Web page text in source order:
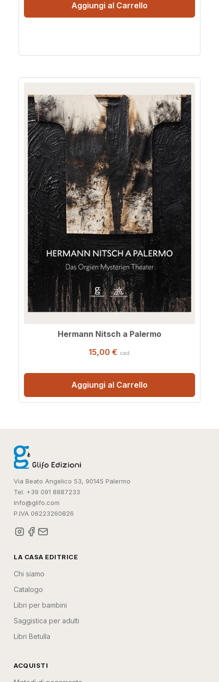
Aggiungi al Carrello
15,00 € cad.
Hermann Nitsch a Palermo
Aggiungi al Carrello
Via Beato Angelico 53, 90145 Palermo
Tel. +39 091 8887233
info@glifo.com
P.IVA 06223260826
LA CASA EDITRICE
Chi siamo
Catalogo
Libri per bambini
Saggistica per adulti
Libri Betulla
ACQUISTI